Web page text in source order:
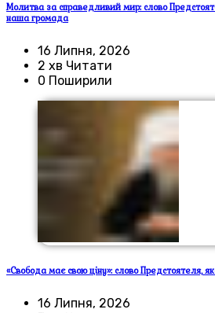
Молитва за справедливий мир: слово
наша громада
16 Липня, 2026
2 хв Читати
0 Поширили
«Свобода має свою ціну»: слово Предстоятеля,
16 Липня, 2026